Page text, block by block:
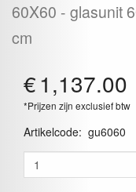
60X60
glasunit
cm
€1,137.00
*Prijzen zijn exclusief btw
Artikelcode: gu6060